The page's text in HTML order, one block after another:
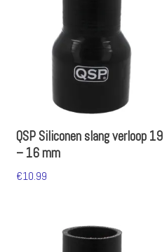
QSP Siliconen slang verloop 19
– 16 mm
€10.99